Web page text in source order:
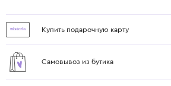
Купить подарочную карту
Самовывоз из бутика